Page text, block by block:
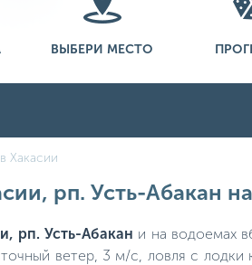
ВЫБЕРИ МЕСТО
Хакасии
рп. Усть-Абакан
рп. Усть-Абакан и на водоемах
ветер, 3 м/с, ловля с